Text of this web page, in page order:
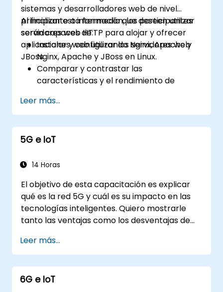
sistemas y desarrolladores web de nivel
principiante a intermedio que deseen utilizar
servidores web HTTP para alojar y ofrecer
aplicaciones web utilizando Nginx, Apache y
JBoss.
Al finalizar esta formación, los participantes
serán capaces de:
Instalar y configurar los servidores web
Nginx, Apache y JBoss en Linux.
Comparar y contrastar las
características y el rendimiento de
Utilizar módulos y complementos del
servidor web para ampliar la
funcionalidad y seguridad de los
servidores web.
servidor web para monitorear y
él.
Aplicar mejores prácticas y
recomendaciones del servidor web para
optimizar su rendimiento y seguridad.
Leer más...
5G e IoT
14 Horas
El objetivo de esta capacitación es explicar
qué es la red 5G y cuál es su impacto en las
tecnologías inteligentes. Quiero mostrarle
tanto las ventajas como los desventajas de
presentarle las direcciones de desarrollo de
la red, que desde sus orígenes estuvo
dedicada al mundo inteligente.
Leer más...
6G e IoT